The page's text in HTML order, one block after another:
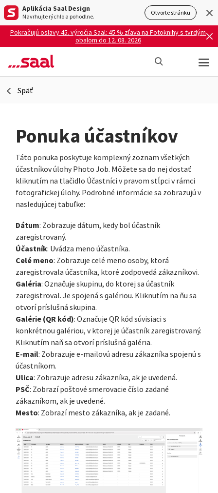
Aplikácia Saal Design
Navrhujte rýchlo a pohodlne. Otvorte stránku
Pokračujú oslavy 45. výročia Saal: 45 % zľava na Fotoknihy s tvrdým
obalom do 12. 08. 2026
Späť
Ponuka účastníkov
Táto ponuka poskytuje komplexný zoznam všetkých
účastníkov úlohy Photo Job. Môžete sa do nej dostať
kliknutím na tlačidlo Účastníci v pravom stĺpci v rámci
fotografickej úlohy. Podrobné informácie sa zobrazujú v
nasledujúcej tabuľke:
Dátum: Zobrazuje dátum, kedy bol účastník
zaregistrovaný.
Účastník: Uvádza meno účastníka.
Celé meno: Zobrazuje celé meno osoby, ktorá
zaregistrovala účastníka, ktoré zodpovedá zákazníkovi.
Galéria: Označuje skupinu, do ktorej sa účastník
zaregistroval. Je spojená s galériou. Kliknutím na ňu sa
otvorí príslušná skupina.
Galérie (QR kód): Označuje QR kód súvisiaci s
konkrétnou galériou, v ktorej je účastník zaregistrovaný.
Kliknutím naň sa otvorí príslušná galéria.
E-mail: Zobrazuje e-mailovú adresu zákazníka spojenú s
účastníkom.
Ulica: Zobrazuje adresu zákazníka, ak je uvedená.
PSČ: Zobrazí poštové smerovacie číslo zadané
zákazníkom, ak je uvedené.
Mesto: Zobrazí mesto zákazníka, ak je zadané.